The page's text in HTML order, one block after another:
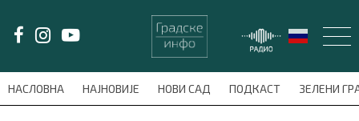
НАСЛОВНА НАЈНОВИЈЕ НОВИ САД ПОДКАСТ ЗЕЛЕНИ
meni'); $this_item = current( wp_filter_object_list(
LAT/ЋИР